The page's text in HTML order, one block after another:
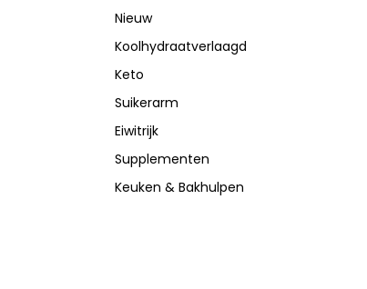
Nieuw
Koolhydraatverlaagd
Keto
Suikerarm
Eiwitrijk
Supplementen
Keuken & Bakhulpen